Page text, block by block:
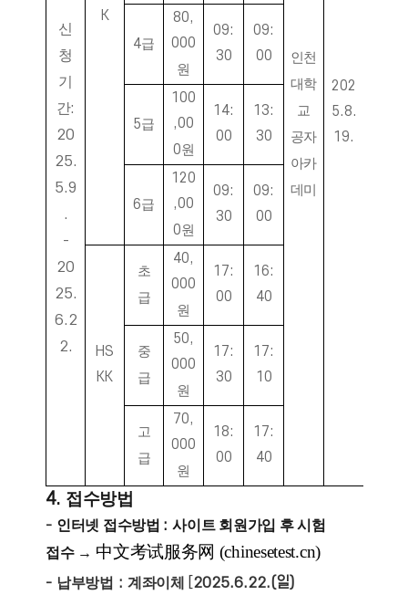
신
청
기
간:
20
25.
5.9
.
-
20
25.
6.2
2.
K
인천
대학
교
공자
아카
데미
202
5.8.
19.
4급
80,
000
원
09:
30
09:
00
5급
100
,00
0원
14:
00
13:
30
6급
120
,00
0원
09:
30
09:
00
HS
KK
초
급
40,
000
원
17:
00
16:
40
중
급
50,
000
원
17:
30
17:
10
고
급
70,
000
원
18:
00
17:
40
4. 접수방법
- 인터넷 접수방법 :사이트 회원가입 후 시험
접수 → 中文考试服务网 (chinesetest.cn)
- 납부방법 : 계좌이체 2025.6.22.(일)